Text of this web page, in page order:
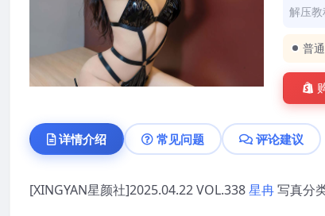
解压
普
详情介绍 常见问题 评论建议
[XINGYAN星颜社]2025.04.22 VOL.338星冉写真分